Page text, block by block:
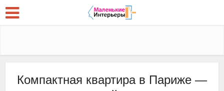
Компактная квартира в Париже —